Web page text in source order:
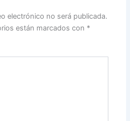
electrónico no será publicada.
están marcados con *